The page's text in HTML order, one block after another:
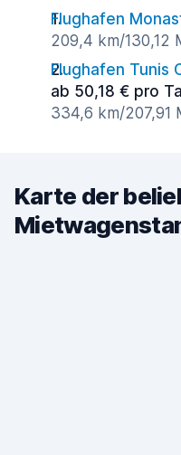
Flughafen
209,4 km/130,12
Flughafen Tunis
ab 50,18 € pro
334,6 km/207,91
Karte der